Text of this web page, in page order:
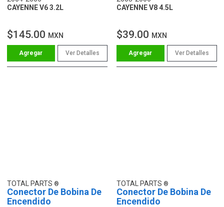
CAYENNE V6 3.2L
$145.00 MXN
Ver Detalles
CAYENNE V8 4.5L
$39.00 MXN
Ver Detalles
TOTAL PARTS
Conector De Bobina De
Encendido
TOTAL PARTS
Conector De Bobina De
Encendido